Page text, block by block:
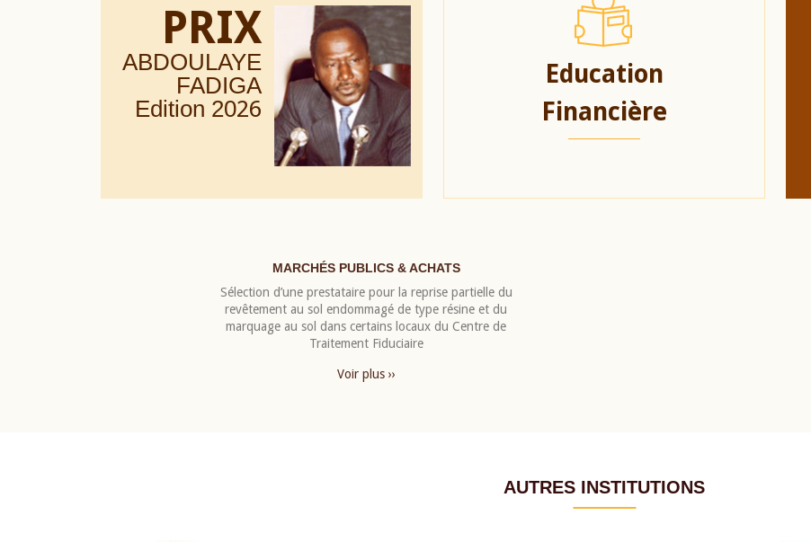
PRIX
ABDOULAYE
FADIGA
Edition 2026
Education
Financière
MARCHÉS PUBLICS & ACHATS
Sélection d’une prestataire pour la reprise partielle du
revêtement au sol endommagé de type résine et du
marquage au sol dans certains locaux du Centre de
Traitement Fiduciaire
Voir plus ››
AUTRES INSTITUTIONS